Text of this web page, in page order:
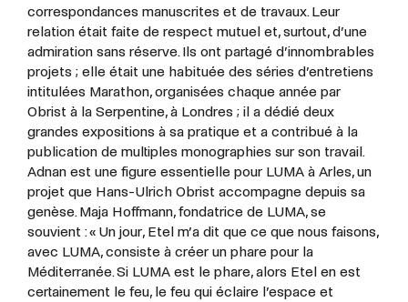
correspondances manuscrites et de travaux. Leur
relation était faite de respect mutuel et, surtout, d’une
admiration sans réserve. Ils ont partagé d’innombrables
projets ; elle était une habituée des séries d’entretiens
intitulées Marathon, organisées chaque année par
Obrist à la Serpentine, à Londres ; il a dédié deux
grandes expositions à sa pratique et a contribué à la
publication de multiples monographies sur son travail.
Adnan est une figure essentielle pour LUMA à Arles, un
projet que Hans-Ulrich Obrist accompagne depuis sa
genèse. Maja Hoffmann, fondatrice de LUMA, se
souvient : « Un jour, Etel m’a dit que ce que nous faisons,
avec LUMA, consiste à créer un phare pour la
Méditerranée. Si LUMA est le phare, alors Etel en est
certainement le feu, le feu qui éclaire l’espace et